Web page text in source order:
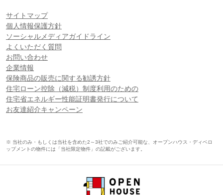
サイトマップ
個人情報保護方針
ソーシャルメディアガイドライン
よくいただく質問
お問い合わせ
企業情報
保険商品の販売に関する勧誘方針
住宅ローン控除（減税）制度利用のための
住宅省エネルギー性能証明書発行について
お友達紹介キャンペーン
※ 当社のみ・もしくは当社を含めた2～3社でのみご紹介可能な、オープンハウス・ディベロ
ップメントの物件には「当社限定物件」の記載がございます。